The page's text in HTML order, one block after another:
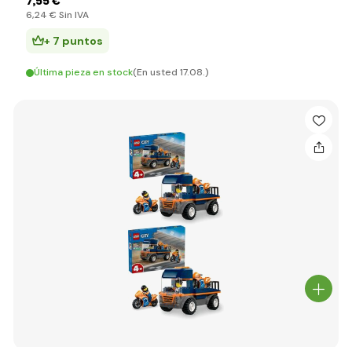
6,24 € Sin IVA
+ 7 puntos
Última pieza en stock(En usted 17.08.)